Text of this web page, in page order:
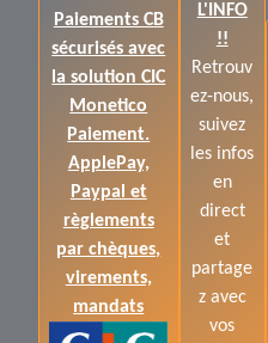
Paiements CB
sécurisés avec
la solution CIC
Monetico
Paiement.
ApplePay,
Paypal et
règlements
par chèques,
virements,
mandats
L'INFO
!!
Retrouv
ez-nous,
suivez
les infos
en
direct
et
partage
z avec
vos